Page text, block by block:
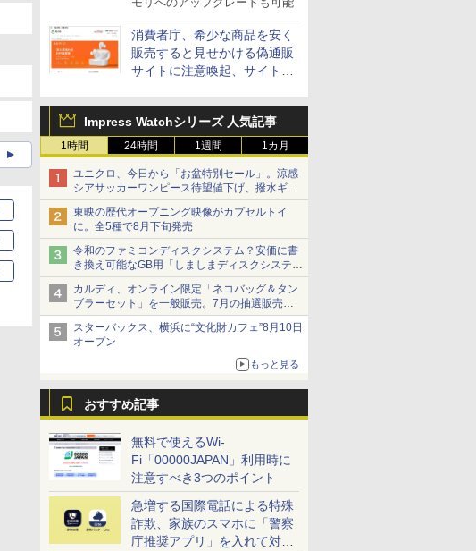
消費者庁、希少な商品を安く
販売すると見せかける偽通販
サイトに注意喚起、サイト名
Impress Watchシリーズ 人気記事
1時間 24時間 1週間 1カ月
ユニクロ、今日から「お盆特別セール」。涼感
シアサッカーワンピース待望値下げ、撥水ギア
ショーツは1990円に
東映の歴代オープニング映像がカプセルトイ
に。全5種で8月下旬発売
令和のファミコンディスクシステム？安価に書
き換え可能なGB用「しましまディスクシステ
ム」
カルディ、オンライン限定「ネコバッグ＆タン
ブラーセット」を一般販売。7月の抽選販売の
当選無効分
スターバックス、横浜に“文化財カフェ”8月10日
オープン
もっと見る
おすすめ記事
無料で使えるWi-
Fi「00000JAPAN」利用時に
注意すべき3つのポイント
急増する国際電話による特殊
詐欺、家族のスマホに「警察
庁推奨アプリ」を入れて対策